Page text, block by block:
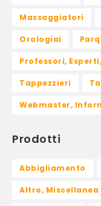
Massaggiatori
Orologiai
Professori,
Tappezzieri
Webmaster,
Prodotti
Abbigliamento
Altro, Miscellanea